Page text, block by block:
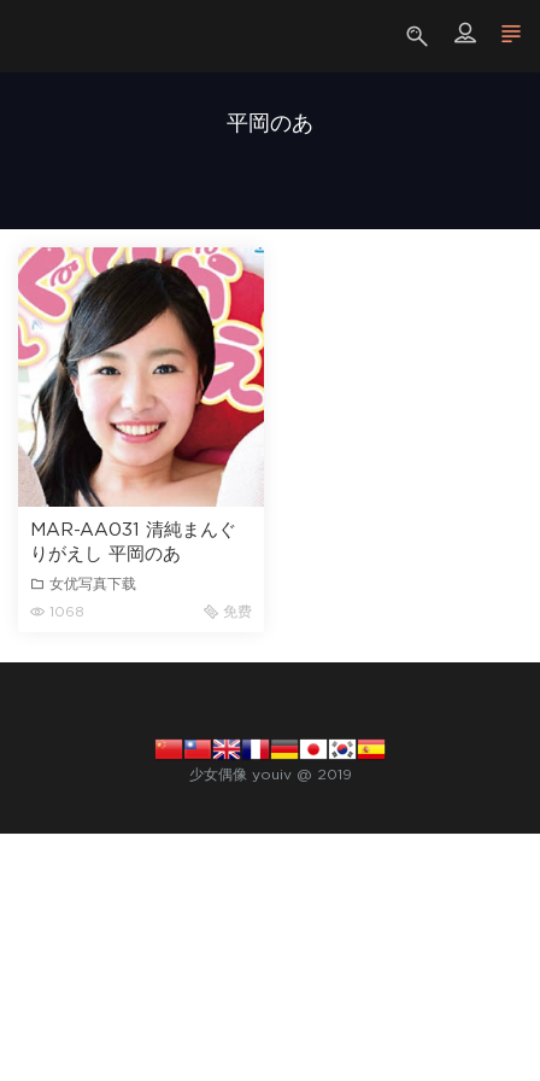
平岡のあ
MAR-AA031 清純まんぐ
りがえし 平岡のあ
女优写真下载
1068
免费
少女偶像 youiv @ 2019